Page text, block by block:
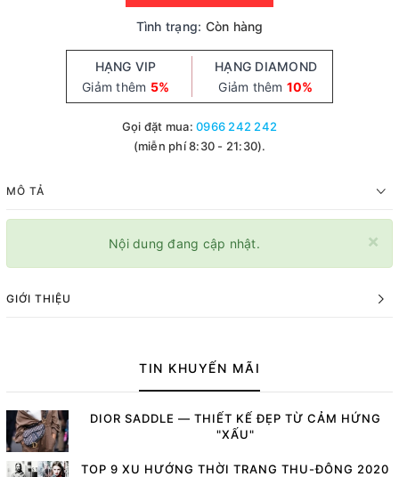
Tình trạng: Còn hàng
HẠNG VIP
Giảm thêm 5%
HẠNG DIAMOND
Giảm thêm 10%
Gọi đặt mua:0966 242 242
(miễn phí 8:30 - 21:30).
MÔ TẢ
×
Nội dung đang cập nhật.
GIỚI THIỆU
TIN KHUYẾN MÃI
DIOR SADDLE — THIẾT KẾ ĐẸP TỪ CẢM HỨNG
"XẤU"
TOP 9 XU HƯỚNG THỜI TRANG THU-ĐÔNG 2020